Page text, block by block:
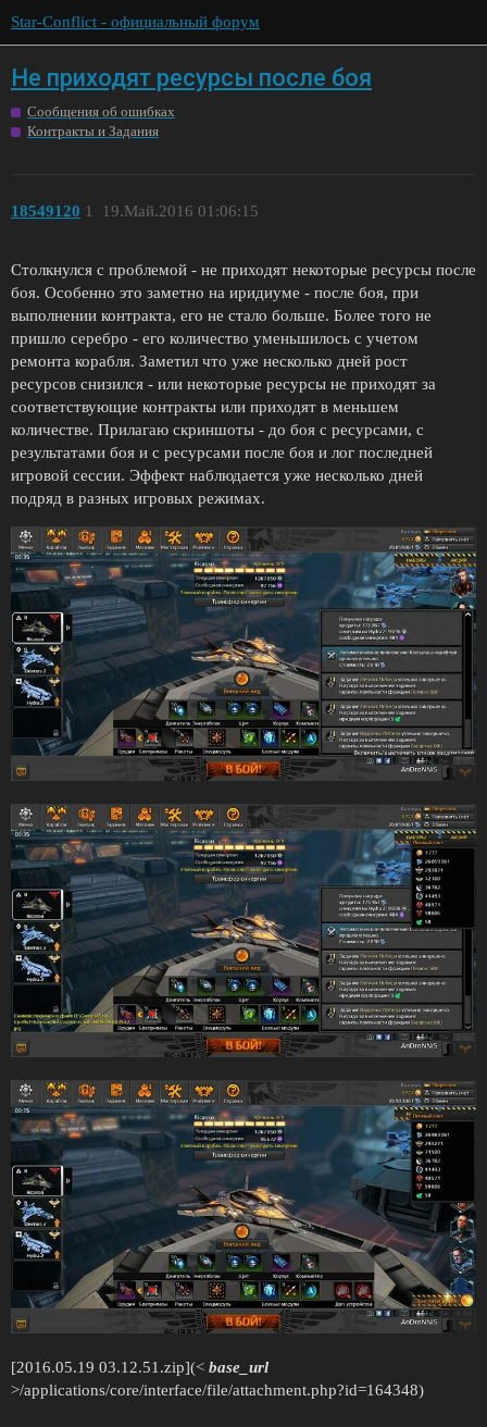
Star-Conflict - официальный форум
Не приходят ресурсы после боя
Сообщения об ошибках
Контракты и Задания
18549120 19.Май.2016 01:06:15
1
Столкнулся с проблемой - не приходят некоторые ресурсы после
боя. Особенно это заметно на иридиуме - после боя, при
выполнении контракта, его не стало больше. Более того не
пришло серебро - его количество уменьшилось с учетом
ремонта корабля. Заметил что уже несколько дней рост
ресурсов снизился - или некоторые ресурсы не приходят за
соответствующие контракты или приходят в меньшем
количестве. Прилагаю скриншоты - до боя с ресурсами, с
результатами боя и с ресурсами после боя и лог последней
игровой сессии. Эффект наблюдается уже несколько дней
подряд в разных игровых режимах.
[2016.05.19 03.12.51.zip](< base_url
>/applications/core/interface/file/attachment.php?id=164348)